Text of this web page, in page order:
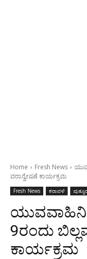
Home Fresh News
ವರಾನ್ವೇಷಣೆ ಕಾರ್ಯಕ್ರಮ
Fresh News ಕರಾವಳಿ
ಯುವವಾಹಿನಿ
9ರಂದು
ಕಾರ್ಯಕ್ರಮ